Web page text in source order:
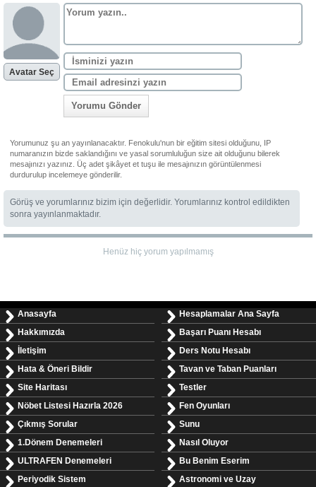
Avatar Seç
Yorumu Gönder
Yorumunuz şu an yayınlanacaktır. Fenokulu'nun bir eğitim sitesi olduğunu, IP
numaranızın bizde saklandığını ve yasal sorumluluğun size ait olduğunu bilerek
mesajınızı yazınız. Üç adet şikâyet et tuşu ile mesajınızın görüntülenmesi
durdurulup incelemeye gönderilir.
Görüş ve yorumlarınız bizim için değerlidir. Yorumlarınız kontrol edildikten
sonra yayınlanmaktadır.
Henüz hiç yorum yapılmamış
Anasayfa
Hakkımızda
İletişim
Hata & Öneri Bildir
Site Haritası
Nöbet Listesi Hazırla 2026
Çıkmış Sorular
1.Dönem Denemeleri
ULTRAFEN Denemeleri
Periyodik Sistem
Hesaplamalar Ana Sayfa
Başarı Puanı Hesabı
Ders Notu Hesabı
Tavan ve Taban Puanları
Testler
Fen Oyunları
Sunu
Nasıl Oluyor
Bu Benim Eserim
Astronomi ve Uzay